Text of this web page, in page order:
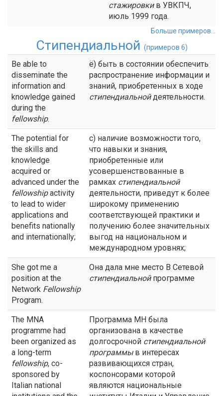
стажировкив УВКПЧ,
июль 1999 года.
Больше примеров...
Стипендиальной (примеров 6)
Be able to
disseminate the
information and
knowledge gained
during the
fellowship.
ё) быть в состоянии обеспечить
распространение информации и
знаний, приобретенных в ходе
стипендиальнойдеятельности.
The potential for
the skills and
knowledge
acquired or
advanced under the
fellowshipactivity
to lead to wider
applications and
benefits nationally
and internationally;
с) наличие возможности того,
что навыки и знания,
приобретенные или
усовершенствованные в
рамках стипендиальной
деятельности, приведут к более
широкому применению
соответствующей практики и
получению более значительных
выгод на национальном и
международном уровнях;
She got me a
position at the
Network Fellowship
Program.
Она дала мне место В Сетевой
стипендиальнойпрограмме
The MNA
programme had
been organized as
a long-term
fellowship, co-
sponsored by
Italian national
Программа МН была
организована в качестве
долгосрочной стипендиальной
программыв интересах
развивающихся стран,
коспонсорами которой
являются национальные